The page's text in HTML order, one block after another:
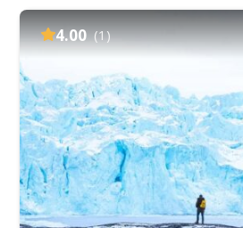
4.00 (1)